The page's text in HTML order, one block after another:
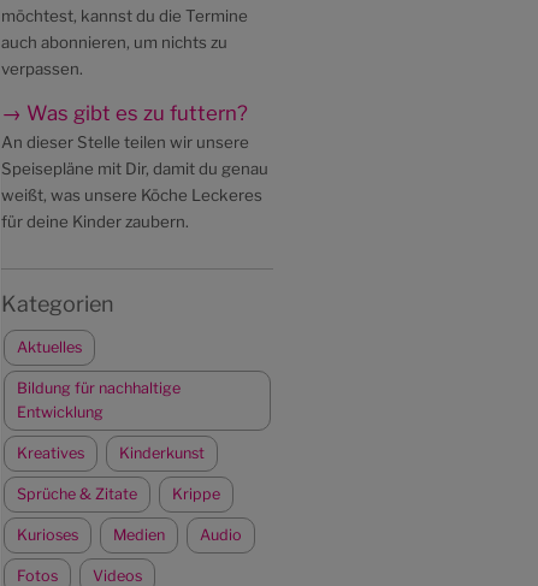
möchtest, kannst du die Termine
auch abonnieren, um nichts zu
verpassen.
→ Was gibt es zu futtern?
An dieser Stelle teilen wir unsere
Speisepläne mit Dir, damit du genau
weißt, was unsere Köche Leckeres
für deine Kinder zaubern.
Kategorien
Aktuelles
Bildung für nachhaltige
Entwicklung
Kreatives Kinderkunst
Sprüche & Zitate Krippe
Kurioses Medien Audio
Fotos Videos